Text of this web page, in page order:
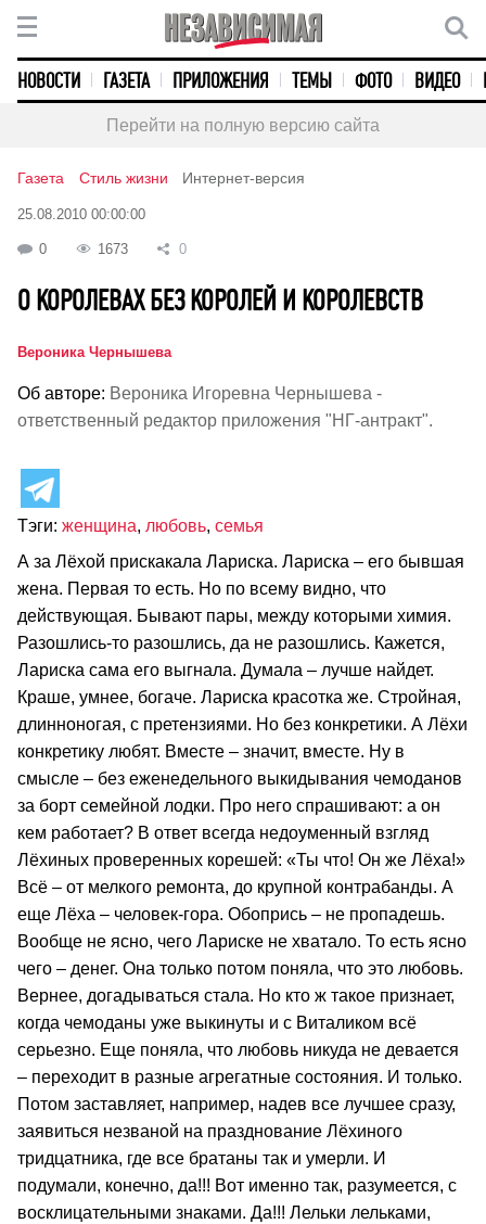
НОВОСТИ ГАЗЕТА ПРИЛОЖЕНИЯ ТЕМЫ ФОТО ВИДЕО
Перейти на полную версию сайта
Газета Стиль жизни Интернет-версия
25.08.2010 00:00:00
0 1673 0
О КОРОЛЕВАХ БЕЗ КОРОЛЕЙ И КОРОЛЕВСТВ
Вероника Чернышева
Об авторе: Вероника Игоревна Чернышева -
ответственный редактор приложения "НГ-антракт".
Тэги: женщина, любовь, семья
А за Лёхой прискакала Лариска. Лариска – его бывшая
жена. Первая то есть. Но по всему видно, что
действующая. Бывают пары, между которыми химия.
Разошлись-то разошлись, да не разошлись. Кажется,
Лариска сама его выгнала. Думала – лучше найдет.
Краше, умнее, богаче. Лариска красотка же. Стройная,
длинноногая, с претензиями. Но без конкретики. А Лёхи
конкретику любят. Вместе – значит, вместе. Ну в
смысле – без еженедельного выкидывания чемоданов
за борт семейной лодки. Про него спрашивают: а он
кем работает? В ответ всегда недоуменный взгляд
Лёхиных проверенных корешей: «Ты что! Он же Лёха!»
Всё – от мелкого ремонта, до крупной контрабанды. А
еще Лёха – человек-гора. Обопрись – не пропадешь.
Вообще не ясно, чего Лариске не хватало. То есть ясно
чего – денег. Она только потом поняла, что это любовь.
Вернее, догадываться стала. Но кто ж такое признает,
когда чемоданы уже выкинуты и с Виталиком всё
серьезно. Еще поняла, что любовь никуда не девается
– переходит в разные агрегатные состояния. И только.
Потом заставляет, например, надев все лучшее сразу,
заявиться незваной на празднование Лёхиного
тридцатника, где все братаны так и умерли. И
подумали, конечно, да!!! Вот именно так, разумеется, с
восклицательными знаками. Да!!! Лельки лельками,